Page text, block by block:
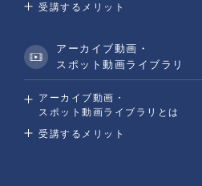
受講するメリット
アーカイブ動画・
スポット動画ライブラリ
アーカイブ動画・
スポット動画ライブラリとは
受講するメリット